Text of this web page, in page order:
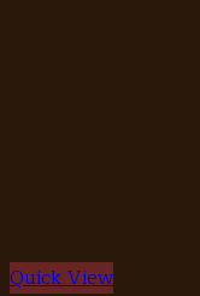
Quick View